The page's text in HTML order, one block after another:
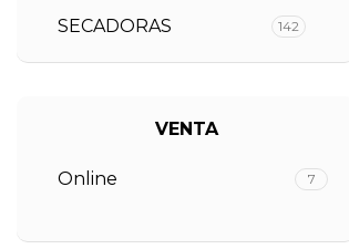
SECADORAS 142
VENTA
Online 7